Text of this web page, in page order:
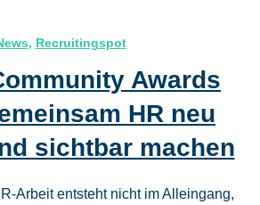
, Recruitingspot
Awards
HR neu
sichtbar machen
Arbeit entsteht nicht im Alleingang,